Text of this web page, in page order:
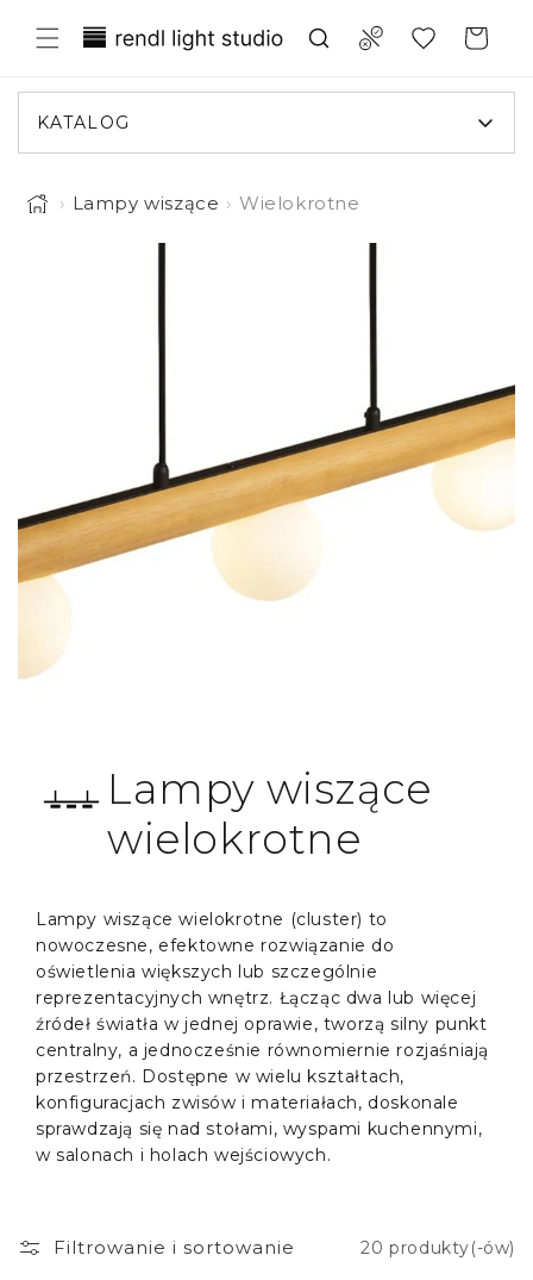
do
treści
Compare
Translation missing:
pl.general.wishlist.title
Koszyk
KATALOG
› Lampy wiszące › Wielokrotne
Lampy wiszące
wielokrotne
Lampy wiszące wielokrotne (cluster) to
nowoczesne, efektowne rozwiązanie do
oświetlenia większych lub szczególnie
reprezentacyjnych wnętrz. Łącząc dwa lub więcej
źródeł światła w jednej oprawie, tworzą silny punkt
centralny, a jednocześnie równomiernie rozjaśniają
przestrzeń. Dostępne w wielu kształtach,
konfiguracjach zwisów i materiałach, doskonale
sprawdzają się nad stołami, wyspami kuchennymi,
w salonach i holach wejściowych.
Filtrowanie i sortowanie 20 produkty(-ów)